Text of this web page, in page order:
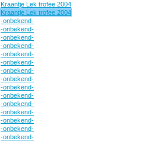
Kraantje Lek trofee 2004
Kraantje Lek trofee 2004
-onbekend-
-onbekend-
-onbekend-
-onbekend-
-onbekend-
-onbekend-
-onbekend-
-onbekend-
-onbekend-
-onbekend-
-onbekend-
-onbekend-
-onbekend-
-onbekend-
-onbekend-